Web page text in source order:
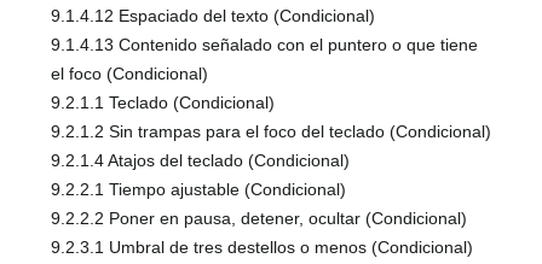
9.1.4.12 Espaciado del texto (Condicional)
9.1.4.13 Contenido señalado con el puntero o que tiene
el foco (Condicional)
9.2.1.1 Teclado (Condicional)
9.2.1.2 Sin trampas para el foco del teclado (Condicional)
9.2.1.4 Atajos del teclado (Condicional)
9.2.2.1 Tiempo ajustable (Condicional)
9.2.2.2 Poner en pausa, detener, ocultar (Condicional)
9.2.3.1 Umbral de tres destellos o menos (Condicional)